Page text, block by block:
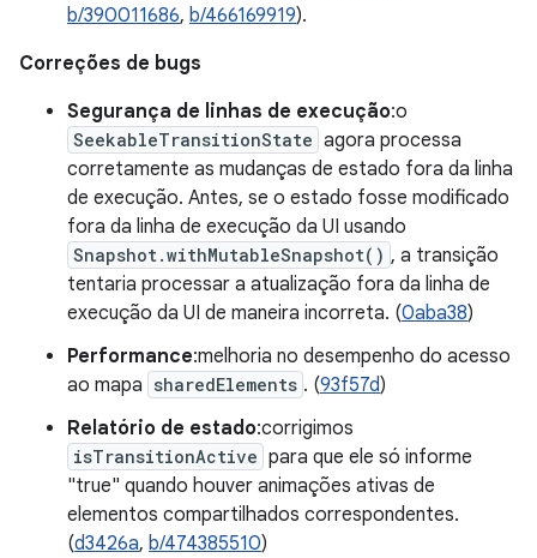
b/390011686, b/466169919).
Correções de bugs
Segurança de linhas de execução:o
SeekableTransitionState agora processa
corretamente as mudanças de estado fora da linha
de execução. Antes, se o estado fosse modificado
fora da linha de execução da UI usando
Snapshot.withMutableSnapshot() , a transição
tentaria processar a atualização fora da linha de
execução da UI de maneira incorreta. (0aba38)
Performance:melhoria no desempenho do acesso
ao mapa sharedElements . (93f57d)
Relatório de estado:corrigimos
isTransitionActive para que ele só informe
"true" quando houver animações ativas de
elementos compartilhados correspondentes.
(d3426a, b/474385510)